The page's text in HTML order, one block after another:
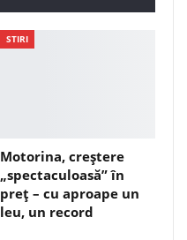
STIRI
Motorina, creștere
„spectaculoasă” în
preț – cu aproape un
leu, un record